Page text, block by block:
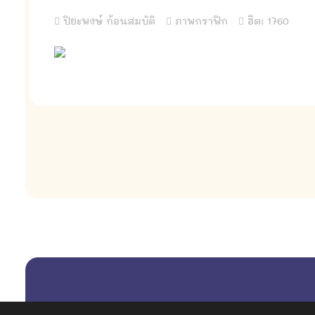
ปิยะพงษ์ ก้อนสมบัติ ภาพกราฟิก ฮิต: 1760